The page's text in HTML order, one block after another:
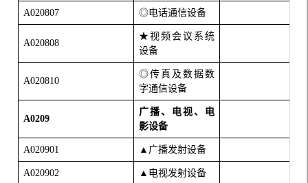
A020807 ◎电话通信设备
A020808
★视频会议系统
设备
A020810
◎传真及数据数
字通信设备
A0209
广播、电视、电
影设备
A020901 ▲广播发射设备
A020902 ▲电视发射设备